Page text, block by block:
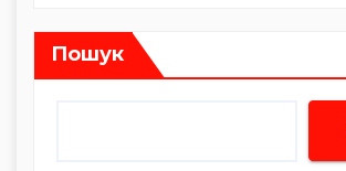
Пошук